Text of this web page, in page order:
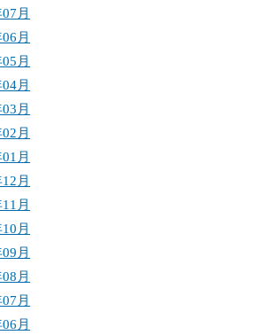
月
月
月
月
月
月
月
月
月
月
月
月
月
月